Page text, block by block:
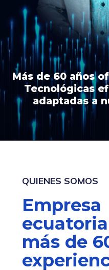
Más de 60 años
Tecnológicas
adaptadas a
QUIENES SOMOS
Empresa
más de